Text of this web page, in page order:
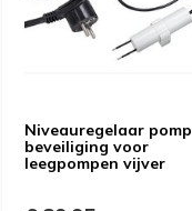
Niveauregelaar pomp
beveiliging voor
leegpompen vijver